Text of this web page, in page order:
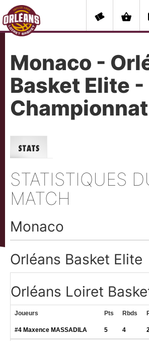
Monaco -
Basket Elite -
Championnat
STATISTIQUES
MATCH
Monaco
Orléans Basket Elite
Orléans Loiret
Joueurs Pts Rbds
#4 Maxence MASSADILA 5 4